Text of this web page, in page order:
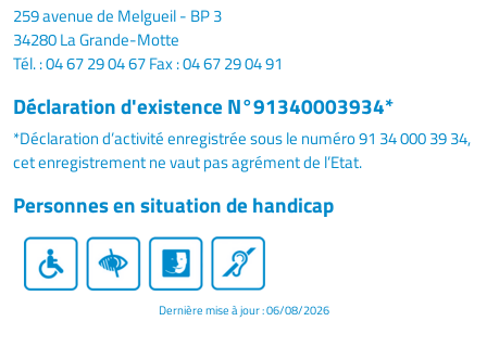
259 avenue de Melgueil - BP 3
34280 La Grande-Motte
Tél. : 04 67 29 04 67Fax : 04 67 29 04 91
Déclaration d'existence N°91340003934*
*Déclaration d’activité enregistrée sous le numéro 91 34 000 39 34,
cet enregistrement ne vaut pas agrément de l’Etat.
Personnes en situation de handicap
Dernière mise à jour : 06/08/2026